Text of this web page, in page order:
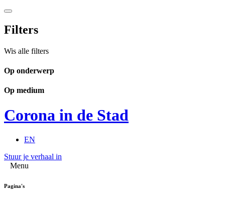
Filters
Wis alle filters
Op onderwerp
Op medium
Corona in de Stad
EN
Stuur je verhaal in
Menu
Pagina's